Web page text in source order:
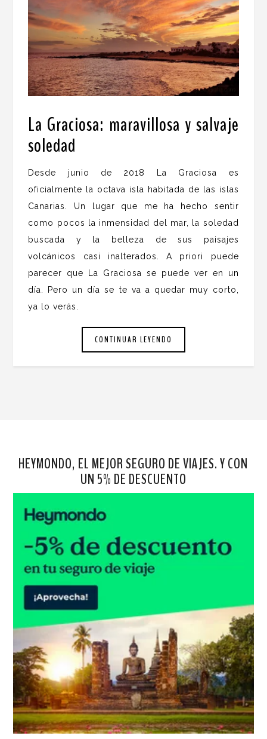
La Graciosa: maravillosa y salvaje
soledad
Desde junio de 2018 La Graciosa es
oficialmente la octava isla habitada de las islas
Canarias. Un lugar que me ha hecho sentir
como pocos la inmensidad del mar, la soledad
buscada y la belleza de sus paisajes
volcánicos casi inalterados. A priori puede
parecer que La Graciosa se puede ver en un
día. Pero un día se te va a quedar muy corto,
ya lo verás.
CONTINUAR LEYENDO
HEYMONDO, EL MEJOR SEGURO DE VIAJES. Y CON
UN 5% DE DESCUENTO